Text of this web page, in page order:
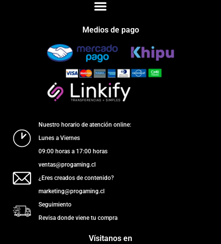
Medios de pago
Nuestro horario de atención online:
Lunes a Viernes
09:00 horas a 17:00 horas
ventas@progaming.cl
¿Eres creados de contenido?
marketing@progaming.cl
Seguimiento
Revisa donde viene tu compra
Vísitanos en